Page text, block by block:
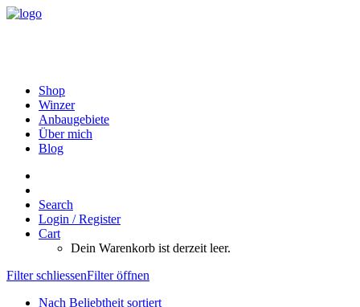
Shop
Winzer
Anbaugebiete
Über mich
Blog
Search
Login / Register
Cart
Dein Warenkorb ist derzeit leer.
Filter schliessenFilter öffnen
Nach Beliebtheit sortiert